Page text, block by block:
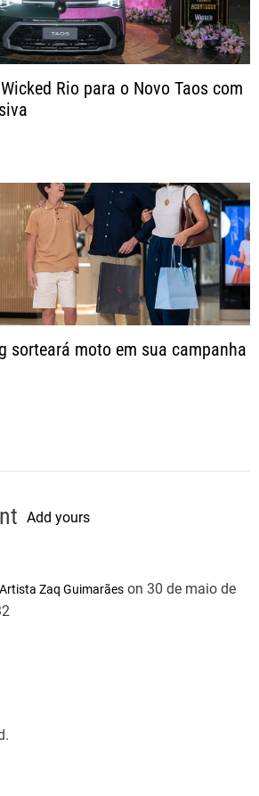
Rio para o Novo Taos com
sorteará moto em sua campanha
Add yours
Zaq Guimarães on 30 de maio de